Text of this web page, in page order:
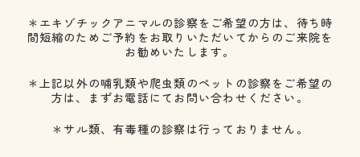
＊エキゾチックアニマルの診察をご希望の方は、待ち時
間短縮のため ご予約をお取りいただいてからのご来院を
お勧めいたします。
＊上記以外の哺乳類や爬虫類のペットの診察をご希望の
方は、
まずお電話にてお問い合わせください。
＊サル類、有毒種の診察は行っておりません。